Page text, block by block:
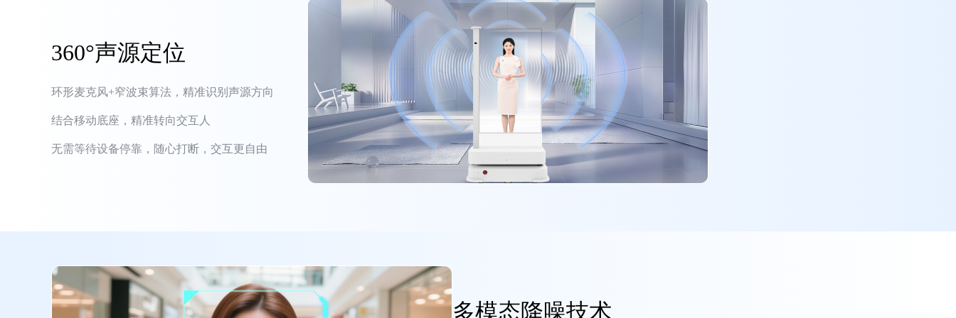
360°声源定位
环形麦克风+窄波束算法，精准识别声源方向
结合移动底座，精准转向交互人
无需等待设备停靠，随心打断，交互更自由
多模态降噪技术